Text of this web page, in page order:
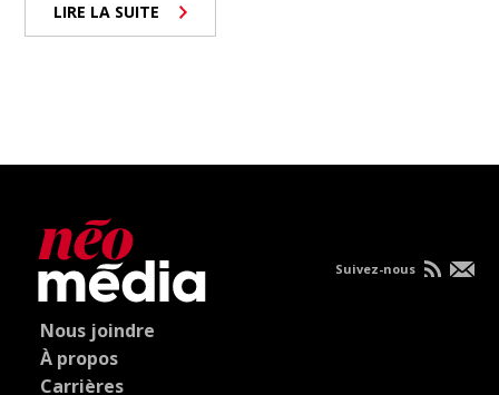
LIRE LA SUITE
Nous joindre
À propos
Carrières
Suivez-nous